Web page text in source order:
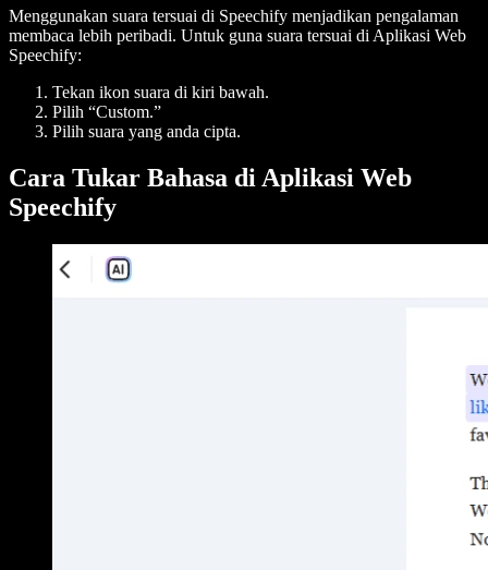
Menggunakan suara tersuai di Speechify menjadikan pengalaman
membaca lebih peribadi. Untuk guna suara tersuai di Aplikasi Web
Speechify:
Tekan ikon suara di kiri bawah.
Pilih “Custom.”
Pilih suara yang anda cipta.
Cara Tukar Bahasa di Aplikasi Web
Speechify